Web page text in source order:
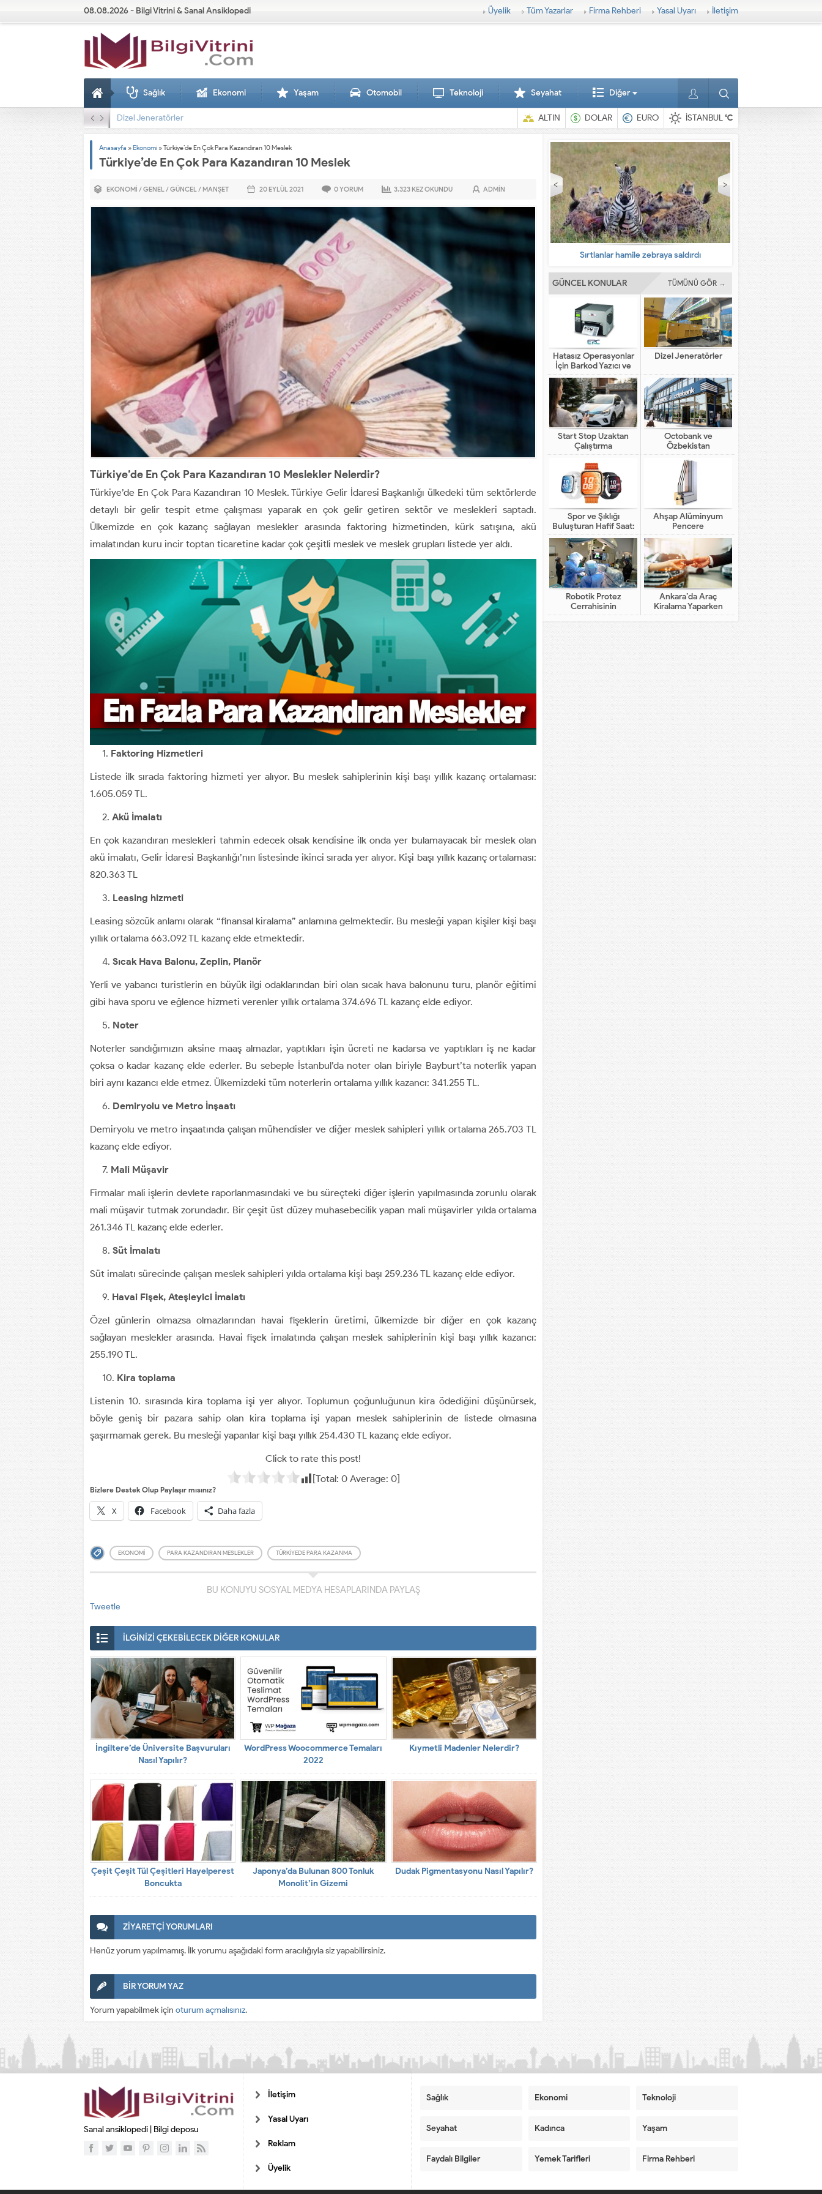
08.08.2026 - Bilgi Vitrini & Sanal Ansiklopedi Üyelik Tüm Yazarlar Firma Rehberi Yasal Uyarı İletişim
Sağlık Ekonomi Yaşam Otomobil Teknoloji Seyahat Diğer
Dizel Jeneratörler ALTIN DOLAR EURO İSTANBUL°C
Anasayfa »Ekonomi »Türkiye’de En Çok Para Kazandıran 10 Meslek
Türkiye’de En Çok Para Kazandıran 10 Meslek
EKONOMI /GENEL/GÜNCEL/ MANŞET 20 EYLÜL2021 0YORUM 3.323 KEZ OKUNDU ADMIN
Türkiye’de En Çok Para Kazandıran 10 Meslekler Nelerdir?
Türkiye’de En Çok Para Kazandıran 10 Meslek. Türkiye Gelir İdaresi Başkanlığı ülkedeki tüm sektörlerde
detaylı bir gelir tespit etme çalışması yaparak en çok gelir getiren sektör ve meslekleri saptadı.
Ülkemizde en çok kazanç sağlayan meslekler arasında faktoring hizmetinden, kürk satışına, akü
imalatından kuru incir toptan ticaretine kadar çok çeşitli meslek ve meslek grupları listede yer aldı.
Faktoring Hizmetleri
Listede ilk sırada faktoring hizmeti yer alıyor. Bu meslek sahiplerinin kişi başı yıllık kazanç ortalaması:
1.605.059 TL.
Akü İmalatı
En çok kazandıran meslekleri tahmin edecek olsak kendisine ilk onda yer bulamayacak bir meslek olan
akü imalatı, Gelir İdaresi Başkanlığı’nın listesinde ikinci sırada yer alıyor. Kişi başı yıllık kazanç ortalaması:
820.363 TL
Leasing hizmeti
Leasing sözcük anlamı olarak “finansal kiralama” anlamına gelmektedir. Bu mesleği yapan kişiler kişi başı
yıllık ortalama 663.092 TL kazanç elde etmektedir.
Sıcak Hava Balonu, Zeplin, Planör
Yerli ve yabancı turistlerin en büyük ilgi odaklarından biri olan sıcak hava balonunu turu, planör eğitimi
gibi hava sporu ve eğlence hizmeti verenler yıllık ortalama 374.696 TL kazanç elde ediyor.
Noter
Noterler sandığımızın aksine maaş almazlar, yaptıkları işin ücreti ne kadarsa ve yaptıkları iş ne kadar
çoksa o kadar kazanç elde ederler. Bu sebeple İstanbul’da noter olan biriyle Bayburt’ta noterlik yapan
biri aynı kazancı elde etmez. Ülkemizdeki tüm noterlerin ortalama yıllık kazancı: 341.255 TL.
Demiryolu ve Metro İnşaatı
Demiryolu ve metro inşaatında çalışan mühendisler ve diğer meslek sahipleri yıllık ortalama 265.703 TL
kazanç elde ediyor.
Mali Müşavir
Firmalar mali işlerin devlete raporlanmasındaki ve bu süreçteki diğer işlerin yapılmasında zorunlu olarak
mali müşavir tutmak zorundadır. Bir çeşit üst düzey muhasebecilik yapan mali müşavirler yılda ortalama
261.346 TL kazanç elde ederler.
Süt İmalatı
Süt imalatı sürecinde çalışan meslek sahipleri yılda ortalama kişi başı 259.236 TL kazanç elde ediyor.
Havai Fişek, Ateşleyici İmalatı
Özel günlerin olmazsa olmazlarından havai fişeklerin üretimi, ülkemizde bir diğer en çok kazanç
sağlayan meslekler arasında. Havai fişek imalatında çalışan meslek sahiplerinin kişi başı yıllık kazancı:
255.190 TL.
Kira toplama
Listenin 10. sırasında kira toplama işi yer alıyor. Toplumun çoğunluğunun kira ödediğini düşünürsek,
böyle geniş bir pazara sahip olan kira toplama işi yapan meslek sahiplerinin de listede olmasına
şaşırmamak gerek. Bu mesleği yapanlar kişi başı yıllık 254.430 TL kazanç elde ediyor.
Click to rate this post!
[Total: 0Average: 0]
Bizlere Destek Olup Paylaşır mısınız?
X Facebook Daha fazla
EKONOMI PARA KAZANDIRAN MESLEKLER TÜRKIYEDE PARA KAZANMA
BU KONUYU SOSYAL MEDYA HESAPLARINDA PAYLAŞ
Tweetle
İLGİNİZİ ÇEKEBİLECEK DİĞER KONULAR
İngiltere’de Üniversite Başvuruları
Nasıl Yapılır?
WordPress Woocommerce Temaları
2022
Kıymetli Madenler Nelerdir?
Çeşit Çeşit Tül Çeşitleri Hayelperest
Boncukta
Japonya’da Bulunan 800 Tonluk
Monolit’in Gizemi
Dudak Pigmentasyonu Nasıl Yapılır?
ZİYARETÇİ YORUMLARI
Henüz yorum yapılmamış. İlk yorumu aşağıdaki form aracılığıyla siz yapabilirsiniz.
BİR YORUM YAZ
Yorum yapabilmek için oturum açmalısınız.
Sırtlanlar hamile zebraya saldırdı En ilginç hayvanlar
GÜNCEL KONULAR TÜMÜNÜ GÖR →
Hatasız Operasyonlar
İçin Barkod Yazıcı ve
Otomasyon Sistemleri
Dizel Jeneratörler
Start Stop Uzaktan
Çalıştırma
Octobank ve
Özbekistan
Bankalarının Dijital
Finansal Altyapının
Gelişimindeki Yeni Rolü
Spor ve Şıklığı
Buluşturan Hafif Saat:
HUAWEI WATCH FIT 5
Pro
Ahşap Alüminyum
Pencere
Robotik Protez
Cerrahisinin
Geleneksel Cerrahiden
Farkı Nedir?
Ankara’da Araç
Kiralama Yaparken
Dikkat Edilecekler
Sanal ansiklopedi | Bilgi deposu
İletişim
Yasal Uyarı
Reklam
Üyelik
Sağlık Ekonomi Teknoloji
Seyahat Kadınca Yaşam
Faydalı Bilgiler Yemek Tarifleri Firma Rehberi